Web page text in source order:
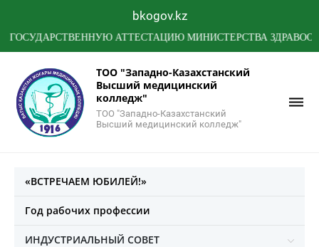
bkogov.kz
АТТЕСТАЦИЮ МИНИСТЕРСТВА
ТОО "Западно-Казахстанский
Высший медицинский
колледж"
ТОО "Западно-Казахстанский
Высший медицинский колледж"
«ВСТРЕЧАЕМ ЮБИЛЕЙ!»
Год рабочих профессии
ИНДУСТРИАЛЬНЫЙ СОВЕТ